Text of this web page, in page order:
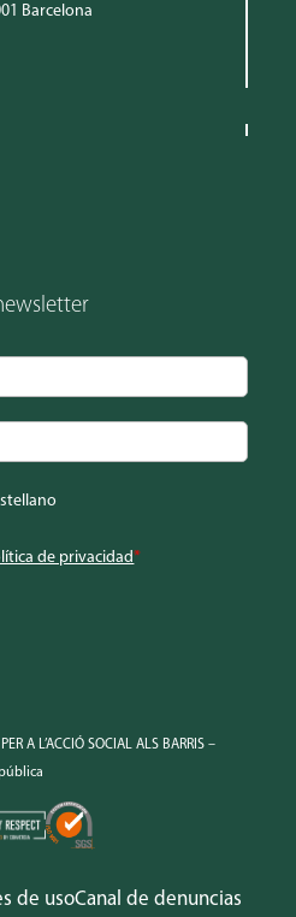
Barcelona
de privacidad*
A L’ACCIÓ SOCIAL ALS BARRIS –
de usoCanal de denuncias